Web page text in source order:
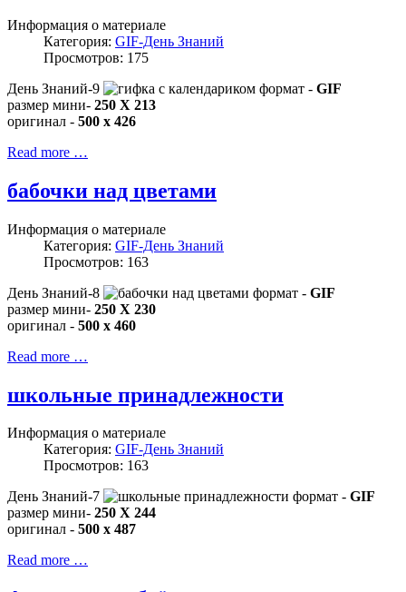
Информация о материале
Категория: GIF-День Знаний
Просмотров: 175
День Знаний-9
формат - GIF
размер мини- 250 X 213
оригинал - 500 x 426
Read more …
бабочки над цветами
Информация о материале
Категория: GIF-День Знаний
Просмотров: 163
День Знаний-8
формат - GIF
размер мини- 250 X 230
оригинал - 500 x 460
Read more …
школьные принадлежности
Информация о материале
Категория: GIF-День Знаний
Просмотров: 163
День Знаний-7
формат - GIF
размер мини- 250 X 244
оригинал - 500 x 487
Read more …